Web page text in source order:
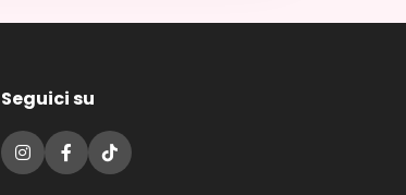
Seguici su